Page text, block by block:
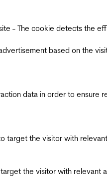
- The cookie detects the
based on the
data in order to ensure
target the visitor with
the visitor with